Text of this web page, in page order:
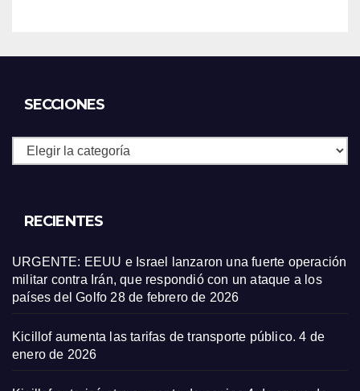
SECCIONES
Secciones
RECIENTES
URGENTE: EEUU e Israel lanzaron una fuerte operación
militar contra Irán, que respondió con un ataque a los
países del Golfo 28 de febrero de 2026
Kicillof aumenta las tarifas de transporte público. 4 de
enero de 2026